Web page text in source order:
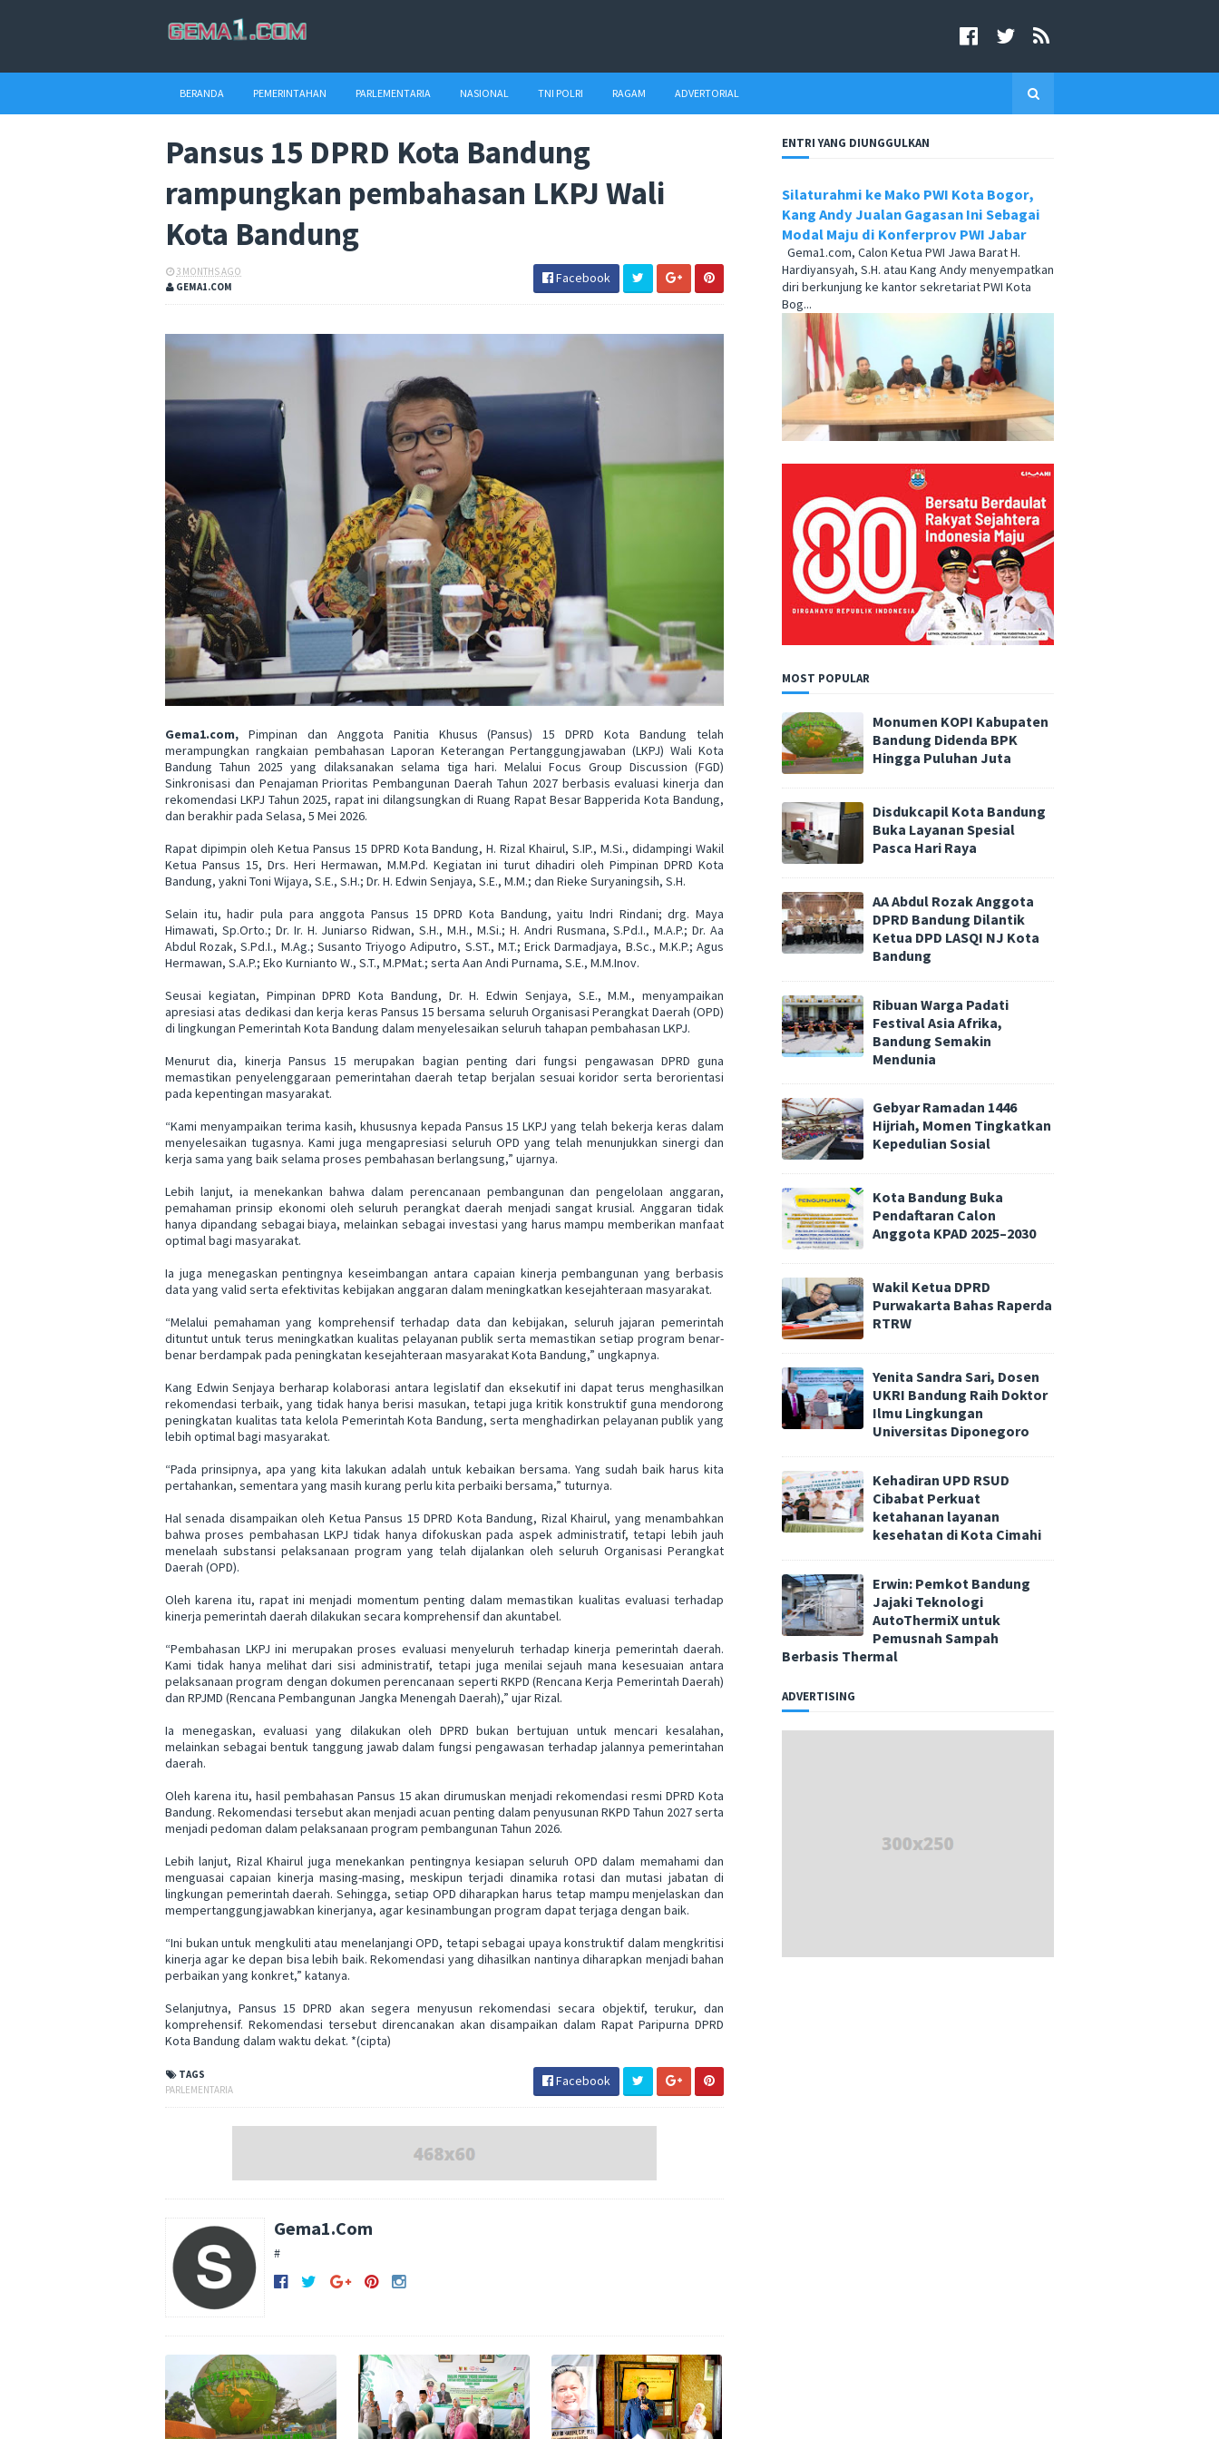
BERANDA PEMERINTAHAN PARLEMENTARIA NASIONAL TNI POLRI RAGAM ADVERTORIAL
Pansus 15 DPRD Kota Bandung
rampungkan pembahasan LKPJ Wali
Kota Bandung
3 MONTHS AGO
GEMA1.COM
Facebook
Gema1.com, Pimpinan dan Anggota Panitia Khusus (Pansus) 15 DPRD Kota Bandung telah
merampungkan rangkaian pembahasan Laporan Keterangan Pertanggungjawaban (LKPJ) Wali Kota
Bandung Tahun 2025 yang dilaksanakan selama tiga hari. Melalui Focus Group Discussion (FGD)
Sinkronisasi dan Penajaman Prioritas Pembangunan Daerah Tahun 2027 berbasis evaluasi kinerja dan
rekomendasi LKPJ Tahun 2025, rapat ini dilangsungkan di Ruang Rapat Besar Bapperida Kota Bandung,
dan berakhir pada Selasa, 5 Mei 2026.
Rapat dipimpin oleh Ketua Pansus 15 DPRD Kota Bandung, H. Rizal Khairul, S.IP., M.Si., didampingi Wakil
Ketua Pansus 15, Drs. Heri Hermawan, M.M.Pd. Kegiatan ini turut dihadiri oleh Pimpinan DPRD Kota
Bandung, yakni Toni Wijaya, S.E., S.H.; Dr. H. Edwin Senjaya, S.E., M.M.; dan Rieke Suryaningsih, S.H.
Selain itu, hadir pula para anggota Pansus 15 DPRD Kota Bandung, yaitu Indri Rindani; drg. Maya
Himawati, Sp.Orto.; Dr. Ir. H. Juniarso Ridwan, S.H., M.H., M.Si.; H. Andri Rusmana, S.Pd.I., M.A.P.; Dr. Aa
Abdul Rozak, S.Pd.I., M.Ag.; Susanto Triyogo Adiputro, S.ST., M.T.; Erick Darmadjaya, B.Sc., M.K.P.; Agus
Hermawan, S.A.P.; Eko Kurnianto W., S.T., M.PMat.; serta Aan Andi Purnama, S.E., M.M.Inov.
Seusai kegiatan, Pimpinan DPRD Kota Bandung, Dr. H. Edwin Senjaya, S.E., M.M., menyampaikan
apresiasi atas dedikasi dan kerja keras Pansus 15 bersama seluruh Organisasi Perangkat Daerah (OPD)
di lingkungan Pemerintah Kota Bandung dalam menyelesaikan seluruh tahapan pembahasan LKPJ.
Menurut dia, kinerja Pansus 15 merupakan bagian penting dari fungsi pengawasan DPRD guna
memastikan penyelenggaraan pemerintahan daerah tetap berjalan sesuai koridor serta berorientasi
pada kepentingan masyarakat.
“Kami menyampaikan terima kasih, khususnya kepada Pansus 15 LKPJ yang telah bekerja keras dalam
menyelesaikan tugasnya. Kami juga mengapresiasi seluruh OPD yang telah menunjukkan sinergi dan
kerja sama yang baik selama proses pembahasan berlangsung,” ujarnya.
Lebih lanjut, ia menekankan bahwa dalam perencanaan pembangunan dan pengelolaan anggaran,
pemahaman prinsip ekonomi oleh seluruh perangkat daerah menjadi sangat krusial. Anggaran tidak
hanya dipandang sebagai biaya, melainkan sebagai investasi yang harus mampu memberikan manfaat
optimal bagi masyarakat.
Ia juga menegaskan pentingnya keseimbangan antara capaian kinerja pembangunan yang berbasis
data yang valid serta efektivitas kebijakan anggaran dalam meningkatkan kesejahteraan masyarakat.
“Melalui pemahaman yang komprehensif terhadap data dan kebijakan, seluruh jajaran pemerintah
dituntut untuk terus meningkatkan kualitas pelayanan publik serta memastikan setiap program benar-
benar berdampak pada peningkatan kesejahteraan masyarakat Kota Bandung,” ungkapnya.
Kang Edwin Senjaya berharap kolaborasi antara legislatif dan eksekutif ini dapat terus menghasilkan
rekomendasi terbaik, yang tidak hanya berisi masukan, tetapi juga kritik konstruktif guna mendorong
peningkatan kualitas tata kelola Pemerintah Kota Bandung, serta menghadirkan pelayanan publik yang
lebih optimal bagi masyarakat.
“Pada prinsipnya, apa yang kita lakukan adalah untuk kebaikan bersama. Yang sudah baik harus kita
pertahankan, sementara yang masih kurang perlu kita perbaiki bersama,” tuturnya.
Hal senada disampaikan oleh Ketua Pansus 15 DPRD Kota Bandung, Rizal Khairul, yang menambahkan
bahwa proses pembahasan LKPJ tidak hanya difokuskan pada aspek administratif, tetapi lebih jauh
menelaah substansi pelaksanaan program yang telah dijalankan oleh seluruh Organisasi Perangkat
Daerah (OPD).
Oleh karena itu, rapat ini menjadi momentum penting dalam memastikan kualitas evaluasi terhadap
kinerja pemerintah daerah dilakukan secara komprehensif dan akuntabel.
“Pembahasan LKPJ ini merupakan proses evaluasi menyeluruh terhadap kinerja pemerintah daerah.
Kami tidak hanya melihat dari sisi administratif, tetapi juga menilai sejauh mana kesesuaian antara
pelaksanaan program dengan dokumen perencanaan seperti RKPD (Rencana Kerja Pemerintah Daerah)
dan RPJMD (Rencana Pembangunan Jangka Menengah Daerah),” ujar Rizal.
Ia menegaskan, evaluasi yang dilakukan oleh DPRD bukan bertujuan untuk mencari kesalahan,
melainkan sebagai bentuk tanggung jawab dalam fungsi pengawasan terhadap jalannya pemerintahan
daerah.
Oleh karena itu, hasil pembahasan Pansus 15 akan dirumuskan menjadi rekomendasi resmi DPRD Kota
Bandung. Rekomendasi tersebut akan menjadi acuan penting dalam penyusunan RKPD Tahun 2027 serta
menjadi pedoman dalam pelaksanaan program pembangunan Tahun 2026.
Lebih lanjut, Rizal Khairul juga menekankan pentingnya kesiapan seluruh OPD dalam memahami dan
menguasai capaian kinerja masing-masing, meskipun terjadi dinamika rotasi dan mutasi jabatan di
lingkungan pemerintah daerah. Sehingga, setiap OPD diharapkan harus tetap mampu menjelaskan dan
mempertanggungjawabkan kinerjanya, agar kesinambungan program dapat terjaga dengan baik.
“Ini bukan untuk mengkuliti atau menelanjangi OPD, tetapi sebagai upaya konstruktif dalam mengkritisi
kinerja agar ke depan bisa lebih baik. Rekomendasi yang dihasilkan nantinya diharapkan menjadi bahan
perbaikan yang konkret,” katanya.
Selanjutnya, Pansus 15 DPRD akan segera menyusun rekomendasi secara objektif, terukur, dan
komprehensif. Rekomendasi tersebut direncanakan akan disampaikan dalam Rapat Paripurna DPRD
Kota Bandung dalam waktu dekat. *(cipta)
TAGS
PARLEMENTARIA
Facebook
Gema1.Com
#
ENTRI YANG DIUNGGULKAN
Silaturahmi ke Mako PWI Kota Bogor,
Kang Andy Jualan Gagasan Ini Sebagai
Modal Maju di Konferprov PWI Jabar
Gema1.com, Calon Ketua PWI Jawa Barat H.
Hardiyansyah, S.H. atau Kang Andy menyempatkan
diri berkunjung ke kantor sekretariat PWI Kota
Bog...
MOST POPULAR
Monumen KOPI Kabupaten
Bandung Didenda BPK
Hingga Puluhan Juta
Disdukcapil Kota Bandung
Buka Layanan Spesial
Pasca Hari Raya
AA Abdul Rozak Anggota
DPRD Bandung Dilantik
Ketua DPD LASQI NJ Kota
Bandung
Ribuan Warga Padati
Festival Asia Afrika,
Bandung Semakin
Mendunia
Gebyar Ramadan 1446
Hijriah, Momen Tingkatkan
Kepedulian Sosial
Kota Bandung Buka
Pendaftaran Calon
Anggota KPAD 2025–2030
Wakil Ketua DPRD
Purwakarta Bahas Raperda
RTRW
Yenita Sandra Sari, Dosen
UKRI Bandung Raih Doktor
Ilmu Lingkungan
Universitas Diponegoro
Kehadiran UPD RSUD
Cibabat Perkuat
ketahanan layanan
kesehatan di Kota Cimahi
Erwin: Pemkot Bandung
Jajaki Teknologi
AutoThermiX untuk
Pemusnah Sampah
Berbasis Thermal
ADVERTISING